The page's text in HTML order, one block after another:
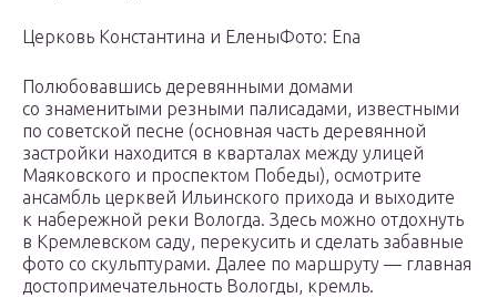
Церковь Константина и ЕленыФото: Ena
Полюбовавшись деревянными домами
со знаменитыми резными палисадами, известными
по советской песне (основная часть деревянной
застройки находится в кварталах между улицей
Маяковского и проспектом Победы), осмотрите
ансамбль церквей Ильинского прихода и выходите
к набережной реки Вологда. Здесь можно отдохнуть
в Кремлевском саду, перекусить и сделать забавные
фото со скульптурами. Далее по маршруту — главная
достопримечательность Вологды, кремль.